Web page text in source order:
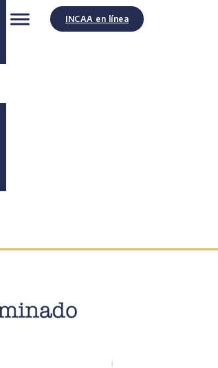
INCAA en línea